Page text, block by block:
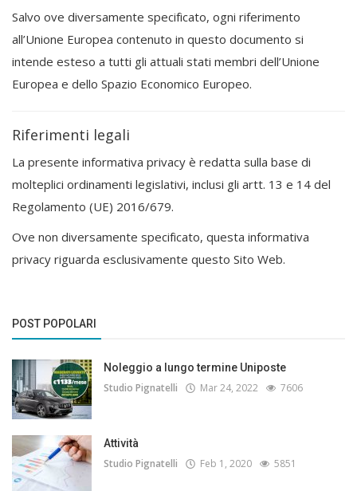
Salvo ove diversamente specificato, ogni riferimento
all’Unione Europea contenuto in questo documento si
intende esteso a tutti gli attuali stati membri dell’Unione
Europea e dello Spazio Economico Europeo.
Riferimenti legali
La presente informativa privacy è redatta sulla base di
molteplici ordinamenti legislativi, inclusi gli artt. 13 e 14 del
Regolamento (UE) 2016/679.
Ove non diversamente specificato, questa informativa
privacy riguarda esclusivamente questo Sito Web.
POST POPOLARI
Noleggio a lungo termine Uniposte
Studio Pignatelli Mar 24, 2022 7606
Attività
Studio Pignatelli Feb 1, 2020 5851